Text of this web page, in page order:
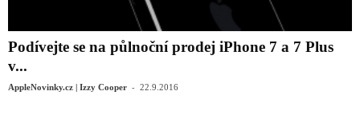
Podívejte se na půlnoční prodej iPhone 7 a 7 Plus
v...
AppleNovinky.cz | Izzy Cooper - 22.9.2016